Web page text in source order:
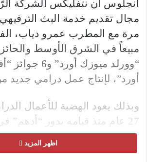
أنجلوس أن نتفليكس الشركة
مجال تقديم خدمة البث
مرة مع المطرب عمرو دياب،
“وورلد ميوزك
أورد”، لإنتاج عمل درامي جديد
وبذلك يعود الهضبة للأعمال
27 عام منذ قيامه بدور
ولعب وجد وحب مع الفنان
الشريف.
اظهر المزيد